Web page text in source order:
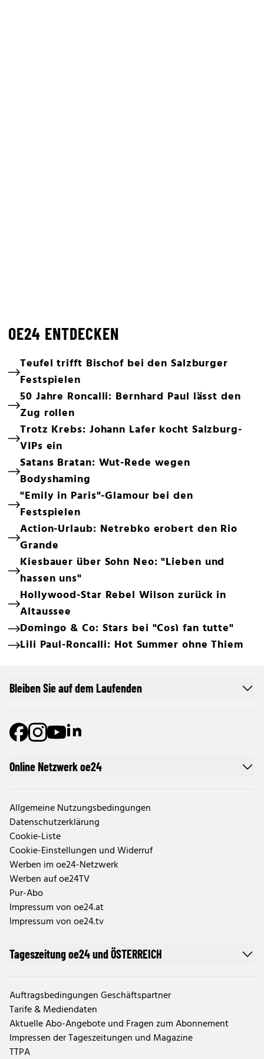
OE24 ENTDECKEN
Teufel trifft Bischof bei den Salzburger
Festspielen
50 Jahre Roncalli: Bernhard Paul lässt den
Zug rollen
Trotz Krebs: Johann Lafer kocht Salzburg-
VIPs ein
Satans Bratan: Wut-Rede wegen
Bodyshaming
"Emily in Paris"-Glamour bei den
Festspielen
Action-Urlaub: Netrebko erobert den Rio
Grande
Kiesbauer über Sohn Neo: "Lieben und
hassen uns"
Hollywood-Star Rebel Wilson zurück in
Altaussee
Domingo & Co: Stars bei "Così fan tutte"
Lili Paul-Roncalli: Hot Summer ohne Thiem
Online Netzwerk oe24
Allgemeine Nutzungsbedingungen
Datenschutzerklärung
Cookie-Liste
Cookie-Einstellungen und Widerruf
Werben im oe24-Netzwerk
Werben auf oe24TV
Pur-Abo
Impressum von oe24.at
Impressum von oe24.tv
Tageszeitung oe24 und ÖSTERREICH
Auftragsbedingungen Geschäftspartner
Tarife & Mediendaten
Aktuelle Abo-Angebote und Fragen zum Abonnement
Impressen der Tageszeitungen und Magazine
TTPA
Bleiben Sie auf dem Laufenden